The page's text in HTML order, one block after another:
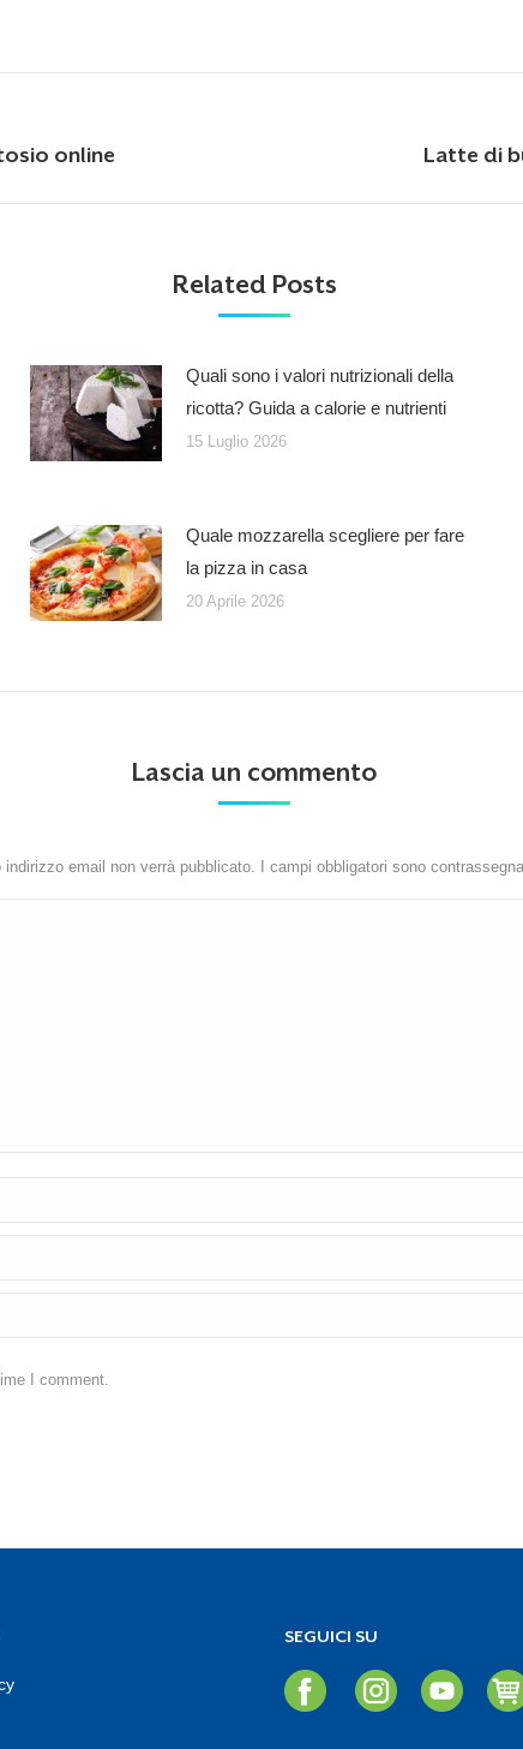
online Latte di
Related Posts
Quali sono i valori nutrizionali della
ricotta? Guida a calorie e nutrienti
15 Luglio 2026
Quale mozzarella scegliere per fare
la pizza in casa
20 Aprile 2026
Lascia un commento
indirizzo email non verrà pubblicato. I campi obbligatori sono
I comment.
SEGUICI SU